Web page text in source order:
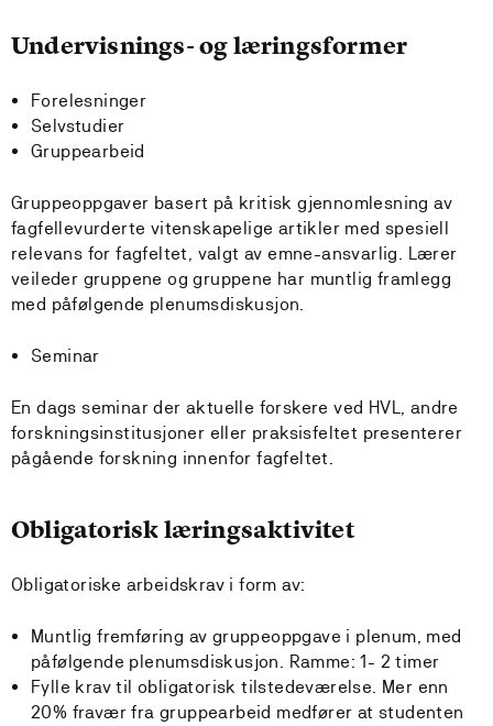
Undervisnings- og læringsformer
Forelesninger
Selvstudier
Gruppearbeid
Gruppeoppgaver basert på kritisk gjennomlesning av
fagfellevurderte vitenskapelige artikler med spesiell
relevans for fagfeltet, valgt av emne-ansvarlig. Lærer
veileder gruppene og gruppene har muntlig framlegg
med påfølgende plenumsdiskusjon.
Seminar
En dags seminar der aktuelle forskere ved HVL, andre
forskningsinstitusjoner eller praksisfeltet presenterer
pågående forskning innenfor fagfeltet.
Obligatorisk læringsaktivitet
Obligatoriske arbeidskrav i form av:
Muntlig fremføring av gruppeoppgave i plenum, med
påfølgende plenumsdiskusjon. Ramme: 1- 2 timer
Fylle krav til obligatorisk tilstedeværelse. Mer enn
20% fravær fra gruppearbeid medfører at studenten